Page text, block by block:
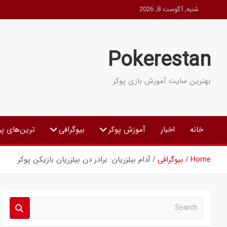
to
شنبه, آگوست 8, 2026
Pokerestan
بهترین سایت آموزش بازی پوکر
خانه اخبار آموزش پوکر بیوگرافی ترین‌های
Home بیوگرافی آدام بیلزریان: برادر دن بیلزریان بازیکن پوکر